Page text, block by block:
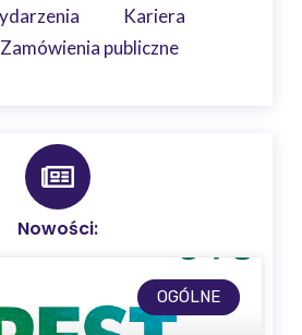
Kariera
Zamówienia publiczne
Nowości:
OGÓLNE